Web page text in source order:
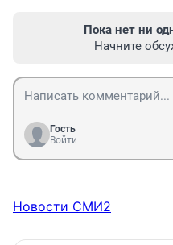
Пока нет ни
Начните
Гость
Войти
Новости СМИ2